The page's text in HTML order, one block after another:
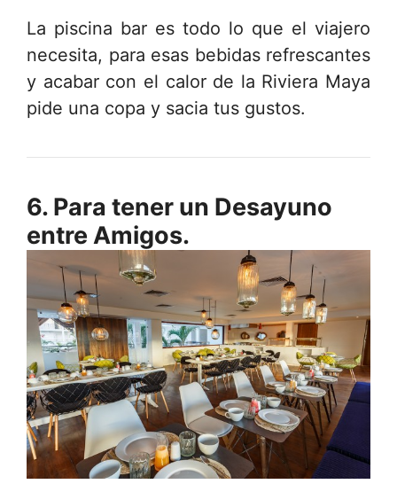
La piscina bar es todo lo que el viajero
necesita, para esas bebidas refrescantes
y acabar con el calor de la Riviera Maya
pide una copa y sacia tus gustos.
6. Para tener un Desayuno
entre Amigos.